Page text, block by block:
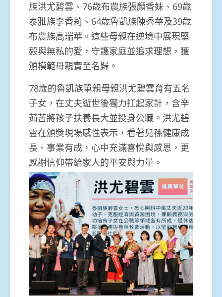
族洪尤碧雲、76歲布農族張顏香妹、69歲
泰雅族李香莉、64歲魯凱族陳秀華及39歲
布農族高瑞華。這些母親在逆境中展現堅
毅與無私的愛，守護家庭並追求理想，獲
頒模範母親實至名歸。
78歲的魯凱族單親母親洪尤碧雲育有五名
子女，在丈夫逝世後獨力扛起家計，含辛
茹苦將孩子扶養長大並投身公職。洪尤碧
雲在頒獎現場感性表示，看著兒孫健康成
長、事業有成，心中充滿喜悅與感恩，更
感謝信仰帶給家人的平安與力量。